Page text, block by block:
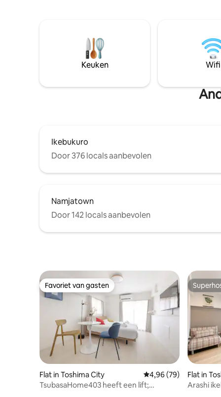
リッシュな「和モダン」デザイン お部屋
全体が温かみのある木目とシックなトー
ブリックや和のディスプレイ（刀のオブ
倒的に充実した水回り設備」 大人数での
お泊まりで一番気になるのが「朝晩の洗
面・お手洗い・お風呂の混雑」です。当
お部屋では、その悩みを完全に解消する
豪華な水回り設計を採用しています。 ・
ません） ・お風呂設備：「ゆったりバス
ルーム（お風呂）」＋「独立シャワール
度やお風呂を済ませることができるた
立した寝室」 廊下を挟んで完全に分かれ
た2つの寝室（Room 1 / Room 2）をご用
意。2世帯でのご家族旅行や、男女グルー
プ、プライバシーを大切にしたいメンバ
ー同士でも、お互いのプライベート空間
をしっかり確保できます。 ・各寝室には
専用の作業用デスク＆チェアを設置。高
速Wi-Fiも完備しているため、旅先でのリ
モートワークやワーケーション、動画視
聴も快適に行えます。 ・ソファベッドに
ついて：4名様までの予約の場合には、ソ
ファベッドはご用意しておりません。(ソ
ファのままです。) ソファベッドを希望さ
れる際は、2,000円でご用意が可能ですの
inbegrepen,
met
kamer
4, Het
minuten
dag
100 yuan
zijn allemaal
hier is
comfort,
Keuken Wifi
Ikebukuro
Door 376 locals aanbevolen
Namjatown
Door 142 locals aanbevolen
Favoriet van gasten
Favoriet van gasten
Flat in Toshima City Gemiddelde
4,96 (79)
TsubasaHome403 heeft een lift;
Flat in
Arashi